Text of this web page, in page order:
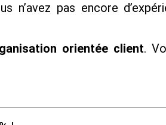
pas encore
orientée client.